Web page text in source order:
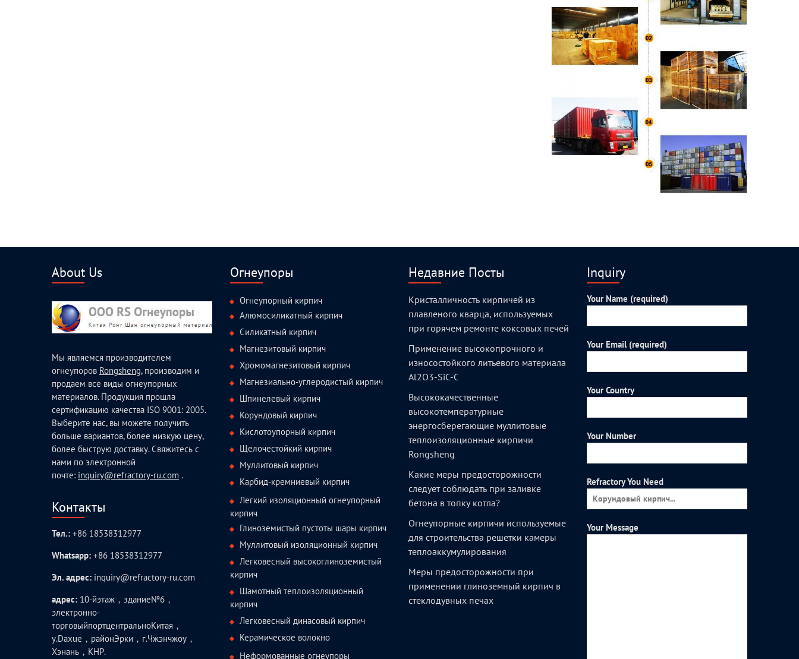
About Us
Мы являемся производителем
огнеупоров Rongsheng, производим и
продаем все виды огнеупорных
материалов. Продукция прошла
сертификацию качества ISO 9001: 2005.
Выберите нас, вы можете получить
больше вариантов, более низкую цену,
более быструю доставку. Свяжитесь с
нами по электронной
почте: inquiry@refractory-ru.com .
Контакты
Тел.: +86 18538312977
Whatsapp: +86 18538312977
Эл. адрес: inquiry@refractory-ru.com
адрес: 10-йэтаж，здание№6，
электронно-
торговыйпортцентральноКитая，
у.Daxue，районЭрки，г.Чжэнчжоу，
Хэнань，КНР.
Огнеупоры
Огнеупорный кирпич
Алюмосиликатный кирпич
Силикатный кирпич
Магнезитовый кирпич
Хромомагнезитовый кирпич
Магнезиально-углеродистый кирпич
Шпинелевый кирпич
Корундовый кирпич
Кислотоупорный кирпич
Щелочестойкий кирпич
Муллитовый кирпич
Карбид-кремниевый кирпич
Легкий изоляционный огнеупорный
кирпич
Глиноземистый пустоты шары кирпич
Муллитовый изоляционный кирпич
Легковесный высокоглиноземистый
кирпич
Шамотный теплоизоляционный
кирпич
Легковесный динасовый кирпич
Керамическое волокно
Неформованные огнеупоры
Недавние Посты
Кристалличность кирпичей из
плавленого кварца, используемых
при горячем ремонте коксовых печей
Применение высокопрочного и
износостойкого литьевого материала
Al2O3-SiC-C
Высококачественные
высокотемпературные
энергосберегающие муллитовые
теплоизоляционные кирпичи
Rongsheng
Какие меры предосторожности
следует соблюдать при заливке
бетона в топку котла?
Огнеупорные кирпичи используемые
для строительства решетки камеры
теплоаккумулирования
Меры предосторожности при
применении глиноземный кирпич в
стеклодувных печах
Inquiry
Your Name (required)
Your Email (required)
Your Country
Your Number
Refractory You Need
Your Message